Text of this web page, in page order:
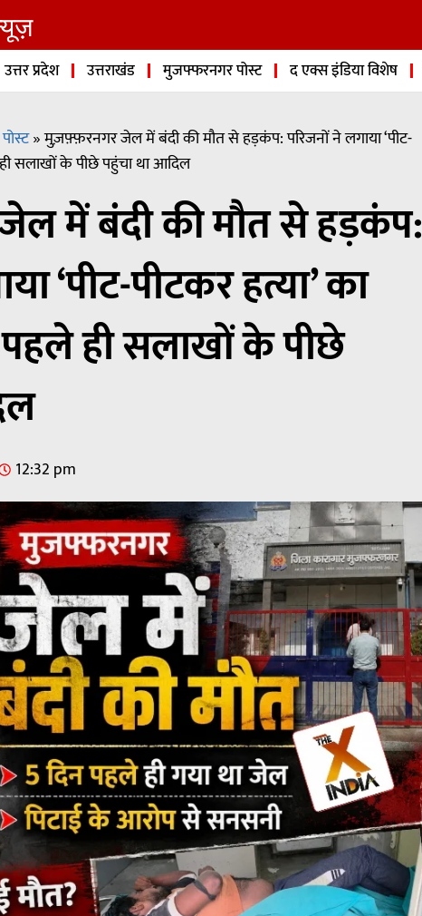
उत्तर प्रदेश उत्तराखंड मुजफ्फरनगर पोस्ट द एक्स इंडिया विशेष
»मुज़फ़्फ़रनगर जेल में बंदी की मौत से हड़कंप: परिजनों ने लगाया ‘पीट-
सलाखों के पीछे पहुंचा था आदिल
में बंदी की मौत से हड़कंप:
‘पीट-पीटकर हत्या’ का
ही सलाखों के पीछे
12:32 pm